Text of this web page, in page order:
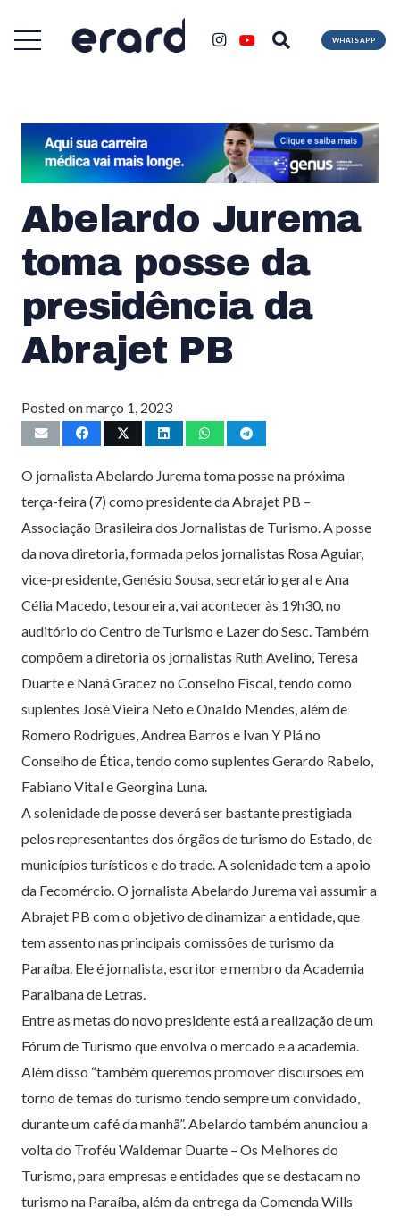
WHATSAPP
Abelardo Jurema
toma posse da
presidência da
Abrajet PB
Posted onmarço 1, 2023
O jornalista Abelardo Jurema toma posse na próxima
terça-feira (7) como presidente da Abrajet PB –
Associação Brasileira dos Jornalistas de Turismo. A posse
da nova diretoria, formada pelos jornalistas Rosa Aguiar,
vice-presidente, Genésio Sousa, secretário geral e Ana
Célia Macedo, tesoureira, vai acontecer às 19h30, no
auditório do Centro de Turismo e Lazer do Sesc. Também
compõem a diretoria os jornalistas Ruth Avelino, Teresa
Duarte e Naná Gracez no Conselho Fiscal, tendo como
suplentes José Vieira Neto e Onaldo Mendes, além de
Romero Rodrigues, Andrea Barros e Ivan Y Plá no
Conselho de Ética, tendo como suplentes Gerardo Rabelo,
Fabiano Vital e Georgina Luna.
A solenidade de posse deverá ser bastante prestigiada
pelos representantes dos órgãos de turismo do Estado, de
municípios turísticos e do trade. A solenidade tem a apoio
da Fecomércio. O jornalista Abelardo Jurema vai assumir a
Abrajet PB com o objetivo de dinamizar a entidade, que
tem assento nas principais comissões de turismo da
Paraíba. Ele é jornalista, escritor e membro da Academia
Paraibana de Letras.
Entre as metas do novo presidente está a realização de um
Fórum de Turismo que envolva o mercado e a academia.
Além disso “também queremos promover discursões em
torno de temas do turismo tendo sempre um convidado,
durante um café da manhã”. Abelardo também anunciou a
volta do Troféu Waldemar Duarte – Os Melhores do
Turismo, para empresas e entidades que se destacam no
turismo na Paraíba, além da entrega da Comenda Wills